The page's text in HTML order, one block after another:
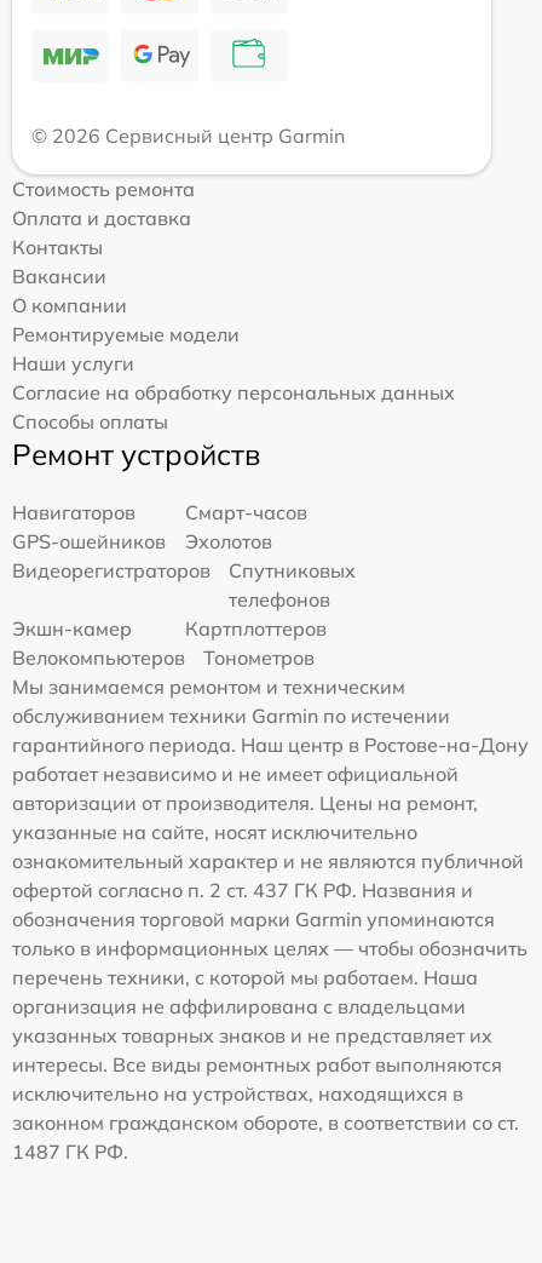
© 2026 Сервисный центр Garmin
Стоимость ремонта
Оплата и доставка
Контакты
Вакансии
О компании
Ремонтируемые модели
Наши услуги
Согласие на обработку персональных данных
Способы оплаты
Ремонт устройств
Навигаторов
Смарт-часов
GPS-ошейников
Эхолотов
Видеорегистраторов
Спутниковых
телефонов
Экшн-камер
Картплоттеров
Велокомпьютеров
Тонометров
Мы занимаемся ремонтом и техническим
обслуживанием техники Garmin по истечении
гарантийного периода. Наш центр в Ростове-на-Дону
работает независимо и не имеет официальной
авторизации от производителя. Цены на ремонт,
указанные на сайте, носят исключительно
ознакомительный характер и не являются публичной
офертой согласно п. 2 ст. 437 ГК РФ. Названия и
обозначения торговой марки Garmin упоминаются
только в информационных целях — чтобы обозначить
перечень техники, с которой мы работаем. Наша
организация не аффилирована с владельцами
указанных товарных знаков и не представляет их
интересы. Все виды ремонтных работ выполняются
исключительно на устройствах, находящихся в
законном гражданском обороте, в соответствии со ст.
1487 ГК РФ.